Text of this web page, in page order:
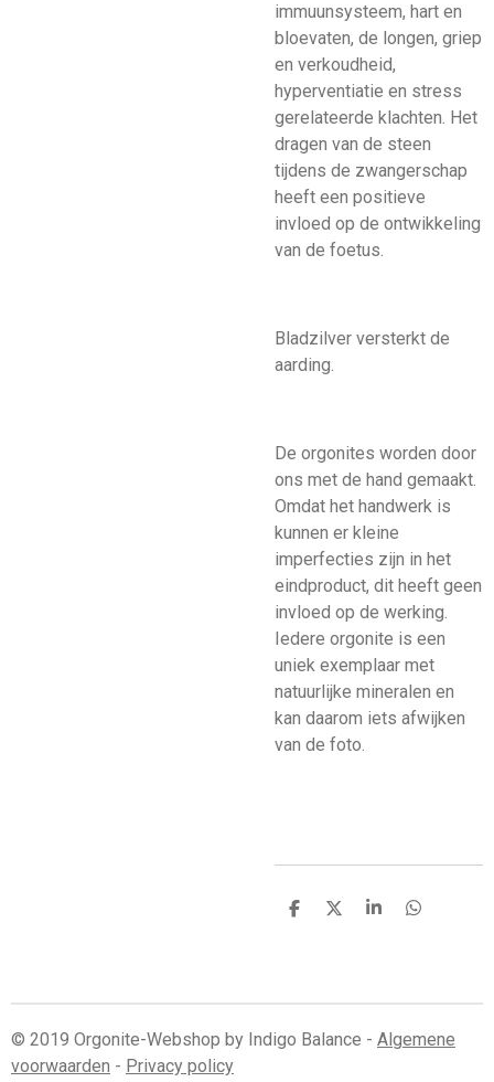
immuunsysteem, hart en
bloevaten, de longen, griep
en verkoudheid,
hyperventiatie en stress
gerelateerde klachten. Het
dragen van de steen
tijdens de zwangerschap
heeft een positieve
invloed op de ontwikkeling
van de foetus.
Bladzilver versterkt de
aarding.
De orgonites worden door
ons met de hand gemaakt.
Omdat het handwerk is
kunnen er kleine
imperfecties zijn in het
eindproduct, dit heeft geen
invloed op de werking.
Iedere orgonite is een
uniek exemplaar met
natuurlijke mineralen en
kan daarom iets afwijken
van de foto.
D
D
S
D
© 2019 Orgonite-Webshop by Indigo Balance - Algemene
voorwaarden - Privacy policy